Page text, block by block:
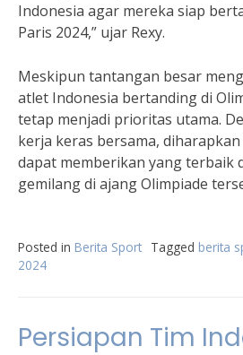
Indonesia agar mereka siap
Paris 2024,” ujar Rexy.
Meskipun tantangan besar
atlet Indonesia bertanding di
tetap menjadi prioritas utama.
kerja keras bersama,
dapat memberikan yang terbaik
gemilang di ajang Olimpiade
Posted in Berita Sport Tagged berita
2024
Persiapan Tim